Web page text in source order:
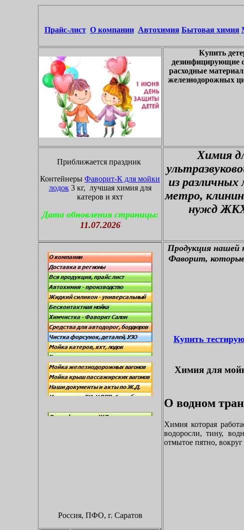
Прайс-лист О компании Автохимия Бытовая химия
Купить
дезинфицирующие
расходные
железнодорожных
Приближается праздник
Контейнеры Фаворит-К для мойки
лодок3 кг, лучшая химия для
катеров и яхт
Дата обновления страницы:
11.07.2026
Химия
из
метро,
нужд
Россия, ПФО, г. Саратов
Продукция нашей
Фаворит,
Купить
Химия для
О водном
Химия которая
водоросли, тину,
отмытое пятно,